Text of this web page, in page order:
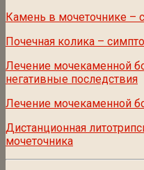
Камень в мочеточнике –
Почечная колика –
Лечение мочекаменной
негативные последствия
Лечение мочекаменной
Дистанционная
мочеточника